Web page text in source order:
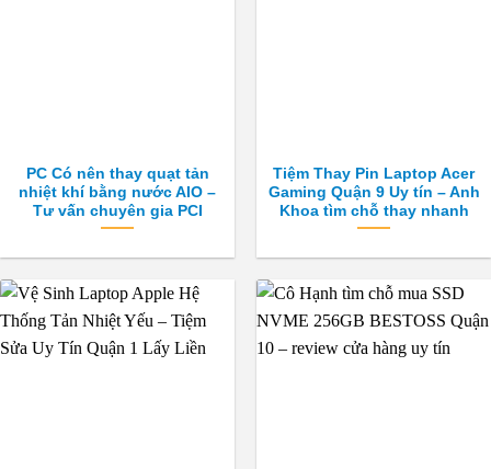
PC Có nên thay quạt tản
nhiệt khí bằng nước AIO –
Tư vấn chuyên gia PCI
Tiệm Thay Pin Laptop Acer
Gaming Quận 9 Uy tín – Anh
Khoa tìm chỗ thay nhanh